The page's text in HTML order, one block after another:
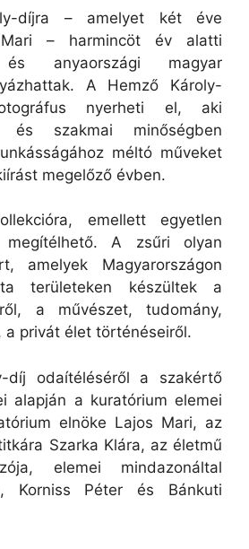
díjra – amelyet két éve
– harmincöt év alatti
anyaországi magyar
A Hemző Károly-
nyerheti el, aki
és szakmai minőségben
méltó műveket
megelőző évben.
emellett egyetlen
megítélhető. A zsűri olyan
amelyek Magyarországon
területeken készültek a
a művészet, tudomány,
privát élet történéseiről.
díj odaítéléséről a szakértő
alapján a kuratórium elemei
elnöke Lajos Mari, az
Szarka Klára, az életmű
elemei mindazonáltal
Korniss Péter és Bánkuti